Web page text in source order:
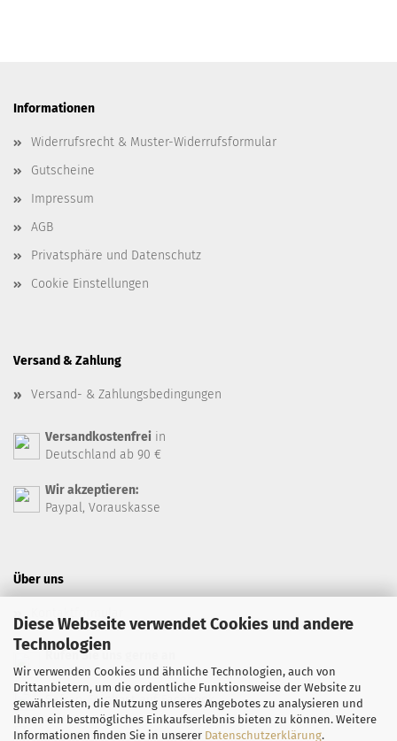
Diese Webseite verwendet Cookies und andere
Technologien
Wir verwenden Cookies und ähnliche Technologien, auch von
Drittanbietern, um die ordentliche Funktionsweise der Website zu
gewährleisten, die Nutzung unseres Angebotes zu analysieren und
Ihnen ein bestmögliches Einkaufserlebnis bieten zu können. Weitere
Informationen finden Sie in unserer Datenschutzerklärung.
Informationen
Widerrufsrecht & Muster-Widerrufsformular
Gutscheine
Impressum
AGB
Privatsphäre und Datenschutz
Cookie Einstellungen
Versand & Zahlung
Versand- & Zahlungsbedingungen
Versandkostenfrei in
Deutschland ab 90 €
Wir akzeptieren:
Paypal, Vorauskasse
Über uns
Kontaktformular
Rufen Sie uns gerne an
+49 7071 94 66 99
Safran-Feinkost auf Facebook
Safran-Feinkost auf Instagram